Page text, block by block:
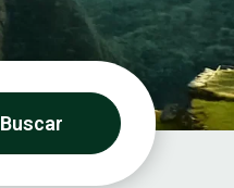
Buscar